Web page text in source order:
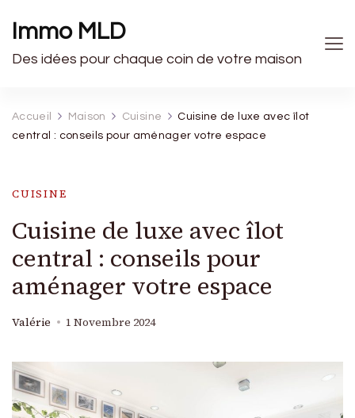
Immo MLD
Des idées pour chaque coin de votre maison
Accueil Maison Cuisine
Cuisine de luxe avec îlot
central : conseils pour aménager votre espace
CUISINE
Cuisine de luxe avec îlot
central : conseils pour
aménager votre espace
Valérie 1 Novembre 2024